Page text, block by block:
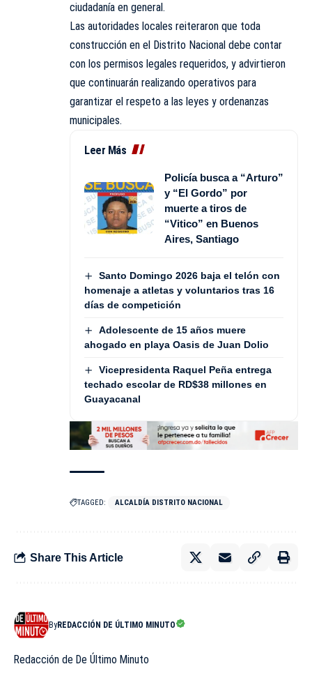
ciudadanía en general.
Las autoridades locales reiteraron que toda
construcción en el Distrito Nacional debe contar
con los permisos legales requeridos, y advirtieron
que continuarán realizando operativos para
garantizar el respeto a las leyes y ordenanzas
municipales.
Leer Más
Policía busca a “Arturo”
y “El Gordo” por
muerte a tiros de
“Vitico” en Buenos
Aires, Santiago
Santo Domingo 2026 baja el telón con
homenaje a atletas y voluntarios tras 16
días de competición
Adolescente de 15 años muere
ahogado en playa Oasis de Juan Dolio
Vicepresidenta Raquel Peña entrega
techado escolar de RD$38 millones en
Guayacanal
TAGGED: ALCALDÍA DISTRITO NACIONAL
Share This Article
ByREDACCIÓN DE ÚLTIMO MINUTO
Redacción de De Último Minuto